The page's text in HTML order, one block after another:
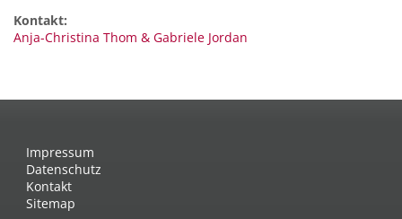
Kontakt:
Anja-Christina Thom & Gabriele Jordan
Impressum
Datenschutz
Kontakt
Sitemap